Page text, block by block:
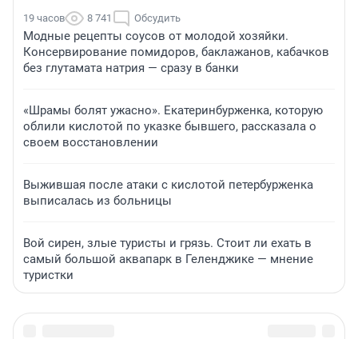
19 часов 8 741 Обсудить
Модные рецепты соусов от молодой хозяйки.
Консервирование помидоров, баклажанов, кабачков
без глутамата натрия — сразу в банки
«Шрамы болят ужасно». Екатеринбурженка, которую
облили кислотой по указке бывшего, рассказала о
своем восстановлении
Выжившая после атаки с кислотой петербурженка
выписалась из больницы
Вой сирен, злые туристы и грязь. Стоит ли ехать в
самый большой аквапарк в Геленджике — мнение
туристки